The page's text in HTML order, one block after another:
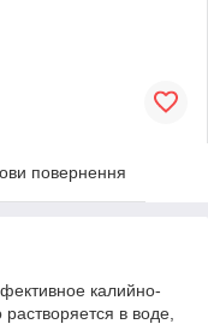
повернення
калийно-
в воде,